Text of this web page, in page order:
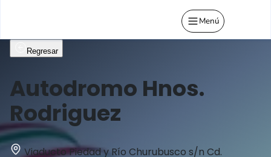
Menú
Regresar
Autodromo Hnos.
Rodriguez
Viaducto Piedad y Río Churubusco s/n Cd.